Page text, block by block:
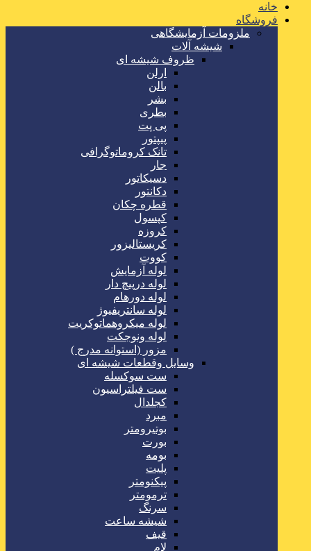
خانه
فروشگاه
ملزومات آزمایشگاهی
شیشه آلات
ظروف شیشه ای
ارلن
بالن
بشر
بطری
پی پت
پیپتور
تانک کروماتوگرافی
جار
دسیکاتور
دکانتور
قطره چکان
کپسول
کروزه
کریستالیزور
کووت
لوله آزمایش
لوله درپیچ دار
لوله دورهام
لوله سانتریفیوژ
لوله میکروهماتوکریت
لوله ونوجکت
مزور (استوانه مدرج )
وسایل وقطعات شیشه ای
ست سوکسله
ست فیلتراسیون
کجلدال
مبرد
بوتیرومتر
بورت
بومه
پلیت
پیکنومتر
ترمومتر
سرنگ
شیشه ساعت
قیف
لام